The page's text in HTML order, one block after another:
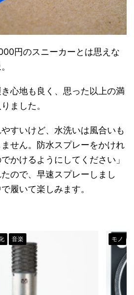
円のスニーカーとは思えな
心地も良く、思った以上の満
ました。
すいけど、水洗いは風合いも
せん。防水スプレーをかけれ
かけるようにしてください」
ので、早速スプレーしまし
履いて楽しみます。
音楽 モノ